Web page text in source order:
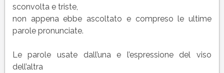
sconvolta e triste,
non appena ebbe ascoltato e compreso le ultime
parole pronunciate.
Le parole usate dall’una e l’espressione del viso
dell’altra